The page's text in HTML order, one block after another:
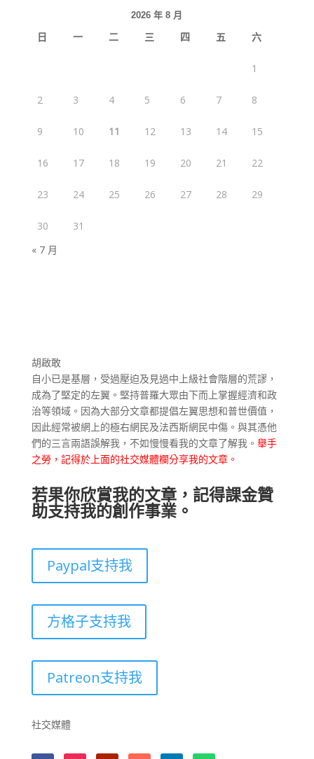
2026 年 8 月
日 一 二 三 四 五 六
1
2 3 4 5 6 7 8
9 10 11 12 13 14 15
16 17 18 19 20 21 22
23 24 25 26 27 28 29
30
31
« 7 月
胡啟敢
自小已是基層，受過壓迫及見過中上級社會階層的荒謬，
成為了堅定的左翼。堅持普羅大眾由下而上掌握經濟和政
治等領域。因為大部分文章都提倡左翼思想和普世價值，
因此經常被網上的極右網民及法西斯網民中傷。與其憑他
們的三言兩語誤解我，不如慢慢看我的文章了解我。 舉手
之勞，記得於上面的社交媒體欄分享我的文章。
若果你欣賞我的文章，記得課金贊
助支持我的創作事業。
Paypal支持我
方格子支持我
Patreon支持我
社交媒體